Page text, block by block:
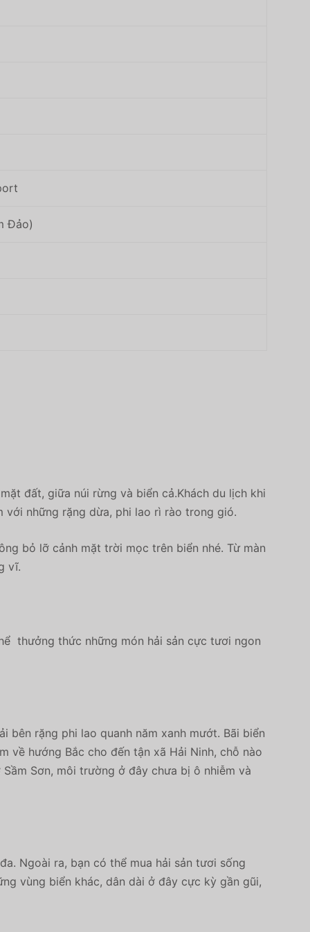
Đảo)
đất, giữa núi rừng và biển cả.Khách du lịch khi
những rặng dừa, phi lao rì rào trong gió.
bỏ lỡ cảnh mặt trời mọc trên biển nhé. Từ màn
vĩ.
thưởng thức những món hải sản cực tươi ngon
rặng phi lao quanh năm xanh mướt. Bãi biển
về hướng Bắc cho đến tận xã Hải Ninh, chỗ nào
Sơn, môi trường ở đây chưa bị ô nhiễm và
Ngoài ra, bạn có thể mua hải sản tươi sống
vùng biển khác, dân dài ở đây cực kỳ gần gũi,